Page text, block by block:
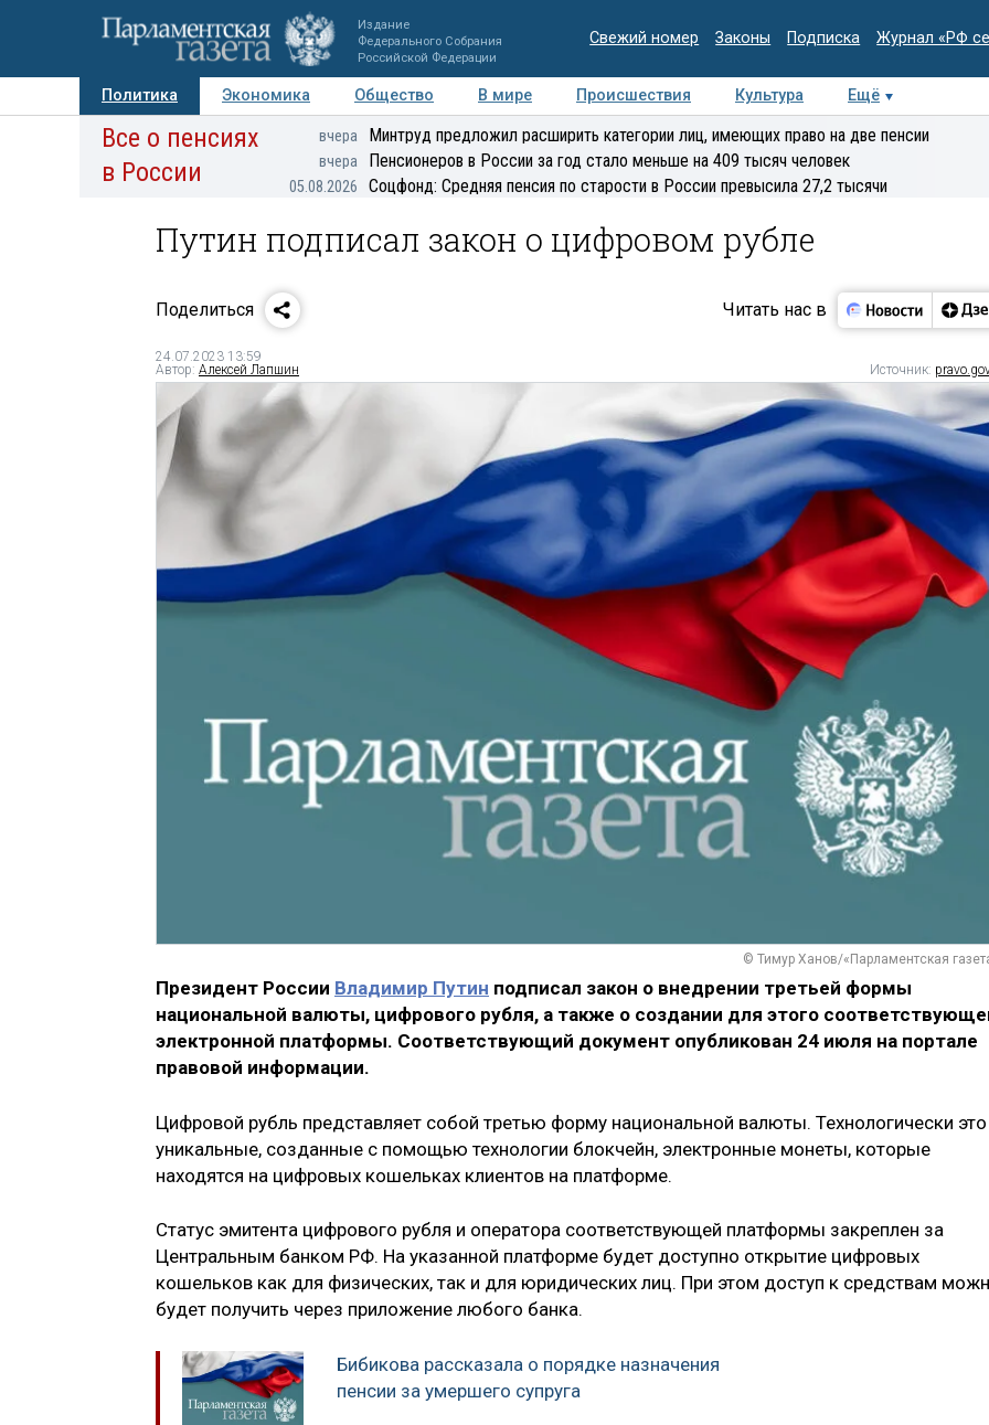
Издание
Федерального Собрания
Российской Федерации
Свежий номер Законы Подписка Журнал «РФ
Политика Экономика Общество В мире Происшествия Культура
Ещё
Авторы Персоны Мнения Регионы Медиацентр Интервью Колумнисты
Все о пенсиях
в России
вчера Минтруд предложил расширить категории лиц, имеющих право на две пенсии
вчера Пенсионеров в России за год стало меньше на 409 тысяч человек
05.08.2026 Соцфонд: Средняя пенсия по старости в России превысила 27,2 тысячи
Путин подписал закон о цифровом рубле
Поделиться Читать нас в
24.07.2023 13:59
Автор: Алексей Лапшин Источник:
© Тимур Ханов/«Парламентская
Президент России Владимир Путин подписал закон о внедрении третьей формы
национальной валюты, цифрового рубля, а также о создании для этого
электронной платформы. Соответствующий документ опубликован 24 июля на портале
правовой информации.
Цифровой рубль представляет собой третью форму национальной валюты. Технологически это
уникальные, созданные с помощью технологии блокчейн, электронные монеты, которые
находятся на цифровых кошельках клиентов на платформе.
Статус эмитента цифрового рубля и оператора соответствующей платформы закреплен за
Центральным банком РФ. На указанной платформе будет доступно открытие цифровых
кошельков как для физических, так и для юридических лиц. При этом доступ к средствам
будет получить через приложение любого банка.
Бибикова рассказала о порядке назначения
пенсии за умершего супруга